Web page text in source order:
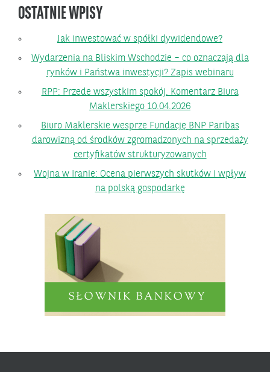
OSTATNIE WPISY
Jak inwestować w spółki dywidendowe?
Wydarzenia na Bliskim Wschodzie – co oznaczają dla
rynków i Państwa inwestycji? Zapis webinaru
RPP: Przede wszystkim spokój. Komentarz Biura
Maklerskiego 10.04.2026
Biuro Maklerskie wesprze Fundację BNP Paribas
darowizną od środków zgromadzonych na sprzedaży
certyfikatów strukturyzowanych
Wojna w Iranie: Ocena pierwszych skutków i wpływ
na polską gospodarkę